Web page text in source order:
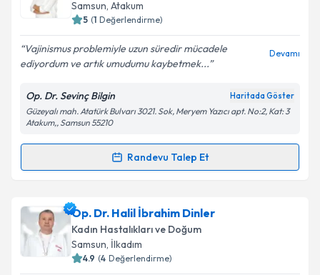
Kişisel verilerimin işlenmesine ilişkin
Aydınlatma
Metni'ni okudum ve kişisel verilerimin belirtilen
kapsamda işlenmesini kabul ediyorum.
Takvim Talebini Gönder
Samsun, Atakum
5 (1 Değerlendirme)
Vajinismus problemiyle uzun süredir mücadele
ediyordum ve artık umudumu kaybetmek...
Devamı
Op. Dr. Sevinç Bilgin Haritada Göster
Güzeyalı mah. Atatürk Bulvarı 3021. Sok, Meryem Yazıcı apt. No:2, Kat: 3
Atakum,, Samsun 55210
Randevu Talep Et
Randevu Takvimi Talebi
Op. Dr. Sevinç Bilginiçin randevu takvimi talebi
oluşturun. Size bu uzmandan randevu almanız için bir
takvim hazırlandığında e-posta ile bilgilendireceğiz.
Op. Dr. Halil İbrahim Dinler
Kadın Hastalıkları ve Doğum
Samsun, İlkadım
4.9 (4 Değerlendirme)